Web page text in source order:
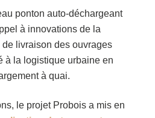
ponton auto-déchargeant
à innovations de la
livraison des ouvrages
à la logistique urbaine en
à quai.
le projet Probois a mis en